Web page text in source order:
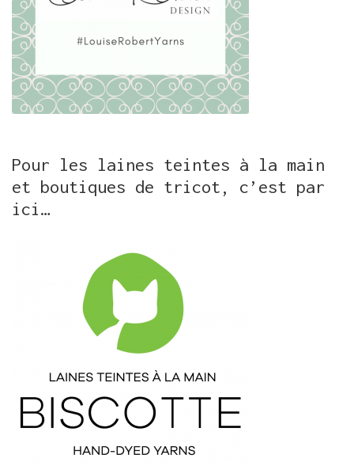
Pour les laines teintes à la main
et boutiques de tricot, c’est par
ici…